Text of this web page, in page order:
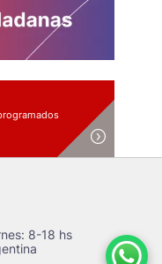
8-18 hs